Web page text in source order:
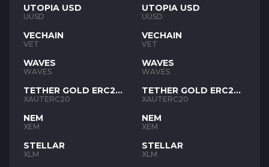
UTOPIA USD
UUSD
VECHAIN
VET
WAVES
WAVES
TETHER GOLD ERC20
XAUT
XAUTERC20
NEM
XEM
STELLAR
XLM
UTOPIA USD
UUSD
VECHAIN
VET
WAVES
WAVES
TETHER GOLD ERC20
XAUT
XAUTERC20
NEM
XEM
STELLAR
XLM